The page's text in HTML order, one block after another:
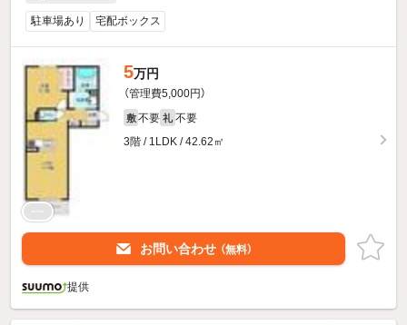
駐車場あり 宅配ボックス
5万円
（管理費5,000円）
敷 不要 礼 不要
3階 / 1LDK / 42.62㎡
お問い合わせ （無料）
提供